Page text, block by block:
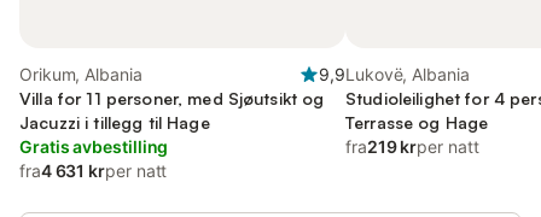
Orikum, Albania
9,9
Villa for 11 personer, med Sjøutsikt og
Jacuzzi i tillegg til Hage
Gratis avbestilling
fra4 631 krper natt
Lukovë, Albania
Studioleilighet for 4
Terrasse og Hage
fra219 krper natt